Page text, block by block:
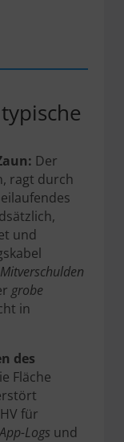
Der
ragt durch
und
Mitverschulden
grobe
in
des
Fläche
für
App-Logs und